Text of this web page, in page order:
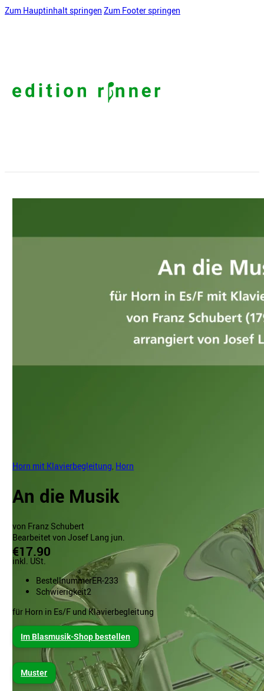
Zum Hauptinhalt springen Zum Footer springen
Horn mit Klavierbegleitung Horn
An die Musik
von Franz Schubert
Bearbeitet von Josef Lang jun.
€17.90
inkl. USt.
BestellnummerER-233
Schwierigkeit2
für Horn in Es/F und Klavierbegleitung
Im Blasmusik-Shop bestellen
Muster